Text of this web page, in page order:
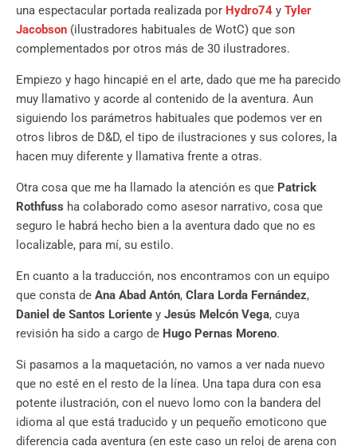
una espectacular portada realizada por Hydro74 y Tyler
Jacobson (ilustradores habituales de WotC) que son
complementados por otros más de 30 ilustradores.
Empiezo y hago hincapié en el arte, dado que me ha parecido
muy llamativo y acorde al contenido de la aventura. Aun
siguiendo los parámetros habituales que podemos ver en
otros libros de D&D, el tipo de ilustraciones y sus colores, la
hacen muy diferente y llamativa frente a otras.
Otra cosa que me ha llamado la atención es que Patrick
Rothfuss ha colaborado como asesor narrativo, cosa que
seguro le habrá hecho bien a la aventura dado que no es
localizable, para mí, su estilo.
En cuanto a la traducción, nos encontramos con un equipo
que consta de Ana Abad Antón, Clara Lorda Fernández,
Daniel de Santos Loriente y Jesús Melcón Vega, cuya
revisión ha sido a cargo de Hugo Pernas Moreno.
Si pasamos a la maquetación, no vamos a ver nada nuevo
que no esté en el resto de la línea. Una tapa dura con esa
potente ilustración, con el nuevo lomo con la bandera del
idioma al que está traducido y un pequeño emoticono que
diferencia cada aventura (en este caso un reloj de arena con